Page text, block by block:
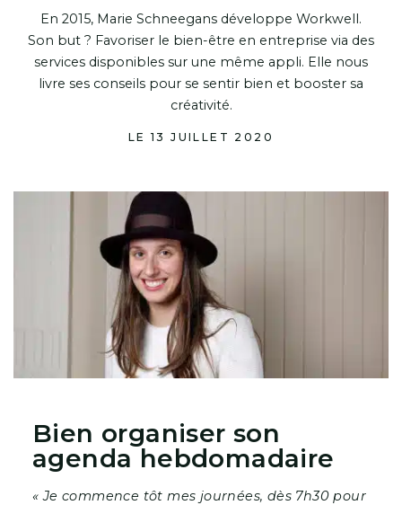
En 2015, Marie Schneegans développe Workwell.
Son but ? Favoriser le bien-être en entreprise via des
services disponibles sur une même appli. Elle nous
livre ses conseils pour se sentir bien et booster sa
créativité.
LE 13 JUILLET 2020
Bien organiser son
agenda hebdomadaire
« Je commence tôt mes journées, dès 7h30 pour